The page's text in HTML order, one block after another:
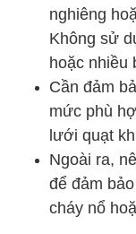
nghiêng
Không sử
hoặc nhiều
Cần đảm
mức phù
lưới quạt
Ngoài ra,
để đảm
cháy nổ